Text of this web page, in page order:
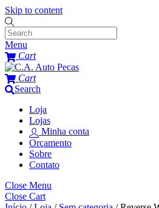
Skip to content
Menu
Cart
Cart
Search
Loja
Lojas
Minha conta
Orçamento
Sobre
Contato
Close Menu
Close Cart